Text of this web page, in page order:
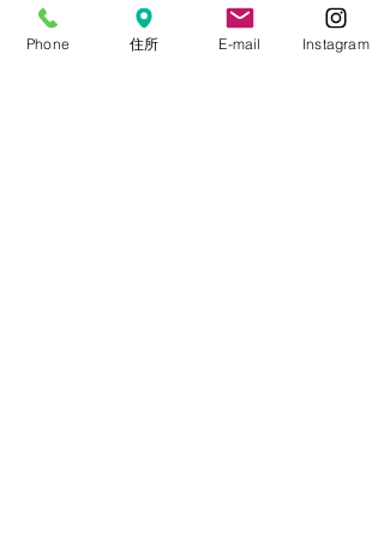
糖質制限
Phone 住所 E-mail Instagram